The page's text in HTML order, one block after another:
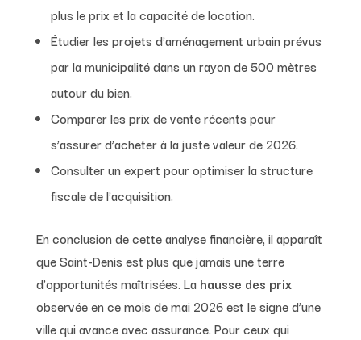
plus le prix et la capacité de location.
Étudier les projets d’aménagement urbain prévus
par la municipalité dans un rayon de 500 mètres
autour du bien.
Comparer les prix de vente récents pour
s’assurer d’acheter à la juste valeur de 2026.
Consulter un expert pour optimiser la structure
fiscale de l’acquisition.
En conclusion de cette analyse financière, il apparaît
que Saint-Denis est plus que jamais une terre
d’opportunités maîtrisées. La hausse des prix
observée en ce mois de mai 2026 est le signe d’une
ville qui avance avec assurance. Pour ceux qui